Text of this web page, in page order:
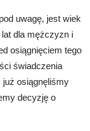
uwagę, jest wiek
dla mężczyzn i
osiągnięciem tego
świadczenia
już osiągnęliśmy
decyzję o